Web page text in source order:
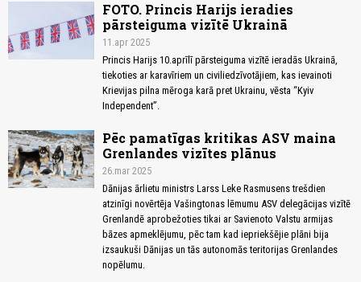
FOTO. Princis Harijs ieradies
pārsteiguma vizītē Ukrainā
11.apr 2025
Princis Harijs 10.aprīlī pārsteiguma vizītē ieradās Ukrainā,
tiekoties ar karavīriem un civiliedzīvotājiem, kas ievainoti
Krievijas pilna mēroga karā pret Ukrainu, vēsta “Kyiv
Independent”.
Pēc pamatīgas kritikas ASV maina
Grenlandes vizītes plānus
26.mar 2025
Dānijas ārlietu ministrs Larss Leke Rasmusens trešdien
atzinīgi novērtēja Vašingtonas lēmumu ASV delegācijas vizītē
Grenlandē aprobežoties tikai ar Savienoto Valstu armijas
bāzes apmeklējumu, pēc tam kad iepriekšējie plāni bija
izsaukuši Dānijas un tās autonomās teritorijas Grenlandes
nopēlumu.